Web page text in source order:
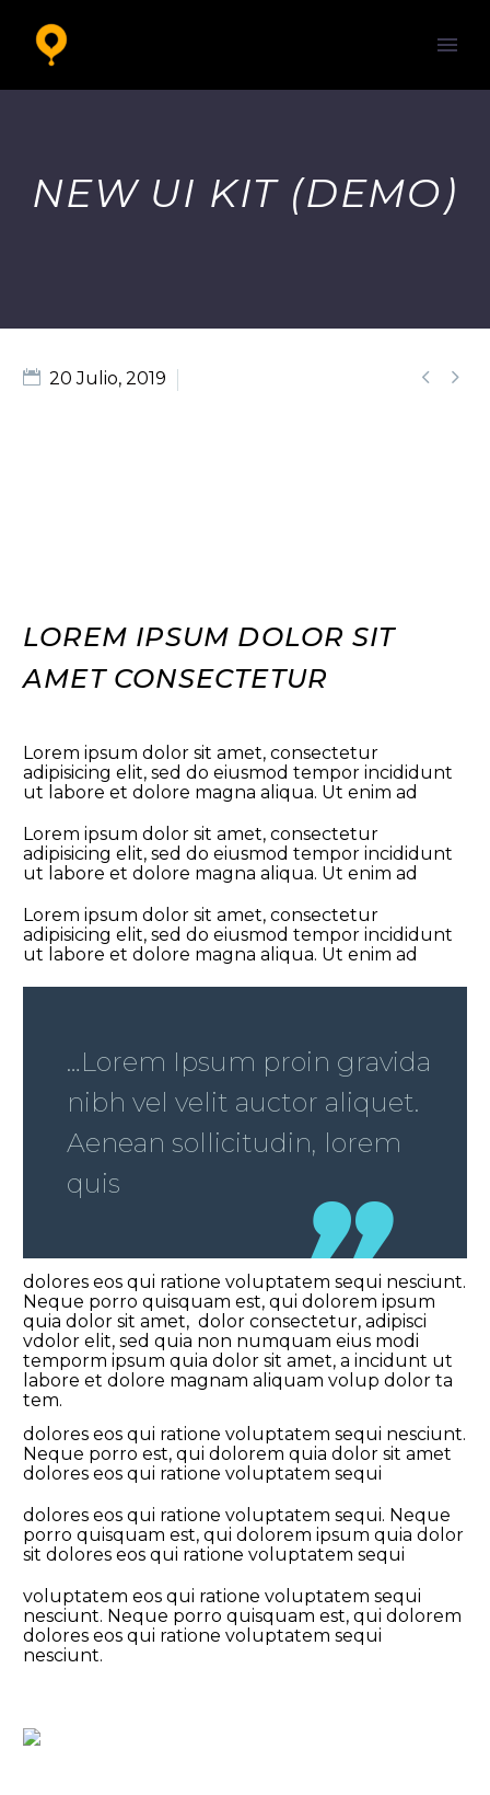
NEW UI KIT (DEMO)
 
20 Julio, 2019
LOREM IPSUM DOLOR SIT
AMET CONSECTETUR
Lorem ipsum dolor sit amet, consectetur
adipisicing elit, sed do eiusmod tempor incididunt
ut labore et dolore magna aliqua. Ut enim ad
Lorem ipsum dolor sit amet, consectetur
adipisicing elit, sed do eiusmod tempor incididunt
ut labore et dolore magna aliqua. Ut enim ad
Lorem ipsum dolor sit amet, consectetur
adipisicing elit, sed do eiusmod tempor incididunt
ut labore et dolore magna aliqua. Ut enim ad
…Lorem Ipsum proin gravida
nibh vel velit auctor aliquet.
Aenean sollicitudin, lorem
quis
dolores eos qui ratione voluptatem sequi nesciunt.
Neque porro quisquam est, qui dolorem ipsum
quia dolor sit amet, dolor consectetur, adipisci
vdolor elit, sed quia non numquam eius modi
temporm ipsum quia dolor sit amet, a incidunt ut
labore et dolore magnam aliquam volup dolor ta
tem.
dolores eos qui ratione voluptatem sequi nesciunt.
Neque porro est, qui dolorem quia dolor sit amet
dolores eos qui ratione voluptatem sequi
dolores eos qui ratione voluptatem sequi. Neque
porro quisquam est, qui dolorem ipsum quia dolor
sit dolores eos qui ratione voluptatem sequi
voluptatem eos qui ratione voluptatem sequi
nesciunt. Neque porro quisquam est, qui dolorem
dolores eos qui ratione voluptatem sequi
nesciunt.